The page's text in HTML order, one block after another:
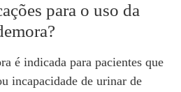
para o uso da
é indicada para pacientes que
incapacidade de urinar de